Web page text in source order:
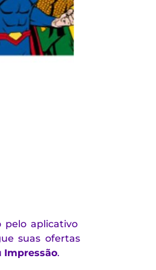
pelo aplicativo
suas ofertas
Impressão.